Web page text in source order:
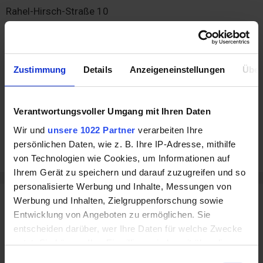
Zustimmung Details Anzeigeneinstellungen
Verantwortungsvoller Umgang mit Ihren Daten
Wir und unsere 1022 Partner verarbeiten Ihre
persönlichen Daten, wie z. B. Ihre IP-Adresse, mithilfe
von Technologien wie Cookies, um Informationen auf
Ihrem Gerät zu speichern und darauf zuzugreifen und so
personalisierte Werbung und Inhalte, Messungen von
Werbung und Inhalten, Zielgruppenforschung sowie
Entwicklung von Angeboten zu ermöglichen. Sie
entscheiden darüber, wer Ihre Daten für welche Zwecke
nutzt. Sie können Ihre Einwilligung jederzeit über die
Rahel-Hirsch-Straße 10
10557 Berlin
Kreditanfragen stellen Sie auf:
https://www.vexcash.com/
bitte an:marketing@vexcash.com
Auskunft zu Kreditanfragen oder laufenden Krediten an:
info@vexcash.com
Neueste Beiträge
Schnell Geld verdienen: 10 seriöse Tipps für online und
offline